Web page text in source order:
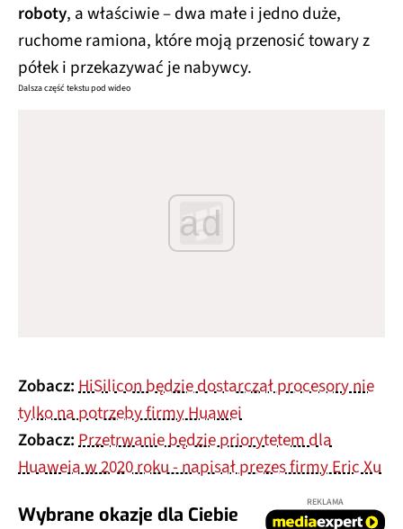
roboty, a właściwie – dwa małe i jedno duże,
ruchome ramiona, które moją przenosić towary z
półek i przekazywać je nabywcy.
Dalsza część tekstu pod wideo
ad
Zobacz:HiSilicon będzie dostarczał procesory nie
tylko na potrzeby firmy Huawei
Zobacz:Przetrwanie będzie priorytetem dla
Huaweia w 2020 roku - napisał prezes firmy Eric Xu
Wybrane okazje dla Ciebie
REKLAMA